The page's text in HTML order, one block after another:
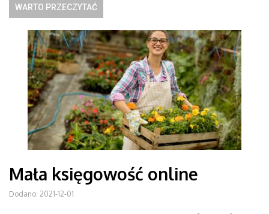
WARTO PRZECZYTAĆ
Mała księgowość online
Dodano: 2021-12-01